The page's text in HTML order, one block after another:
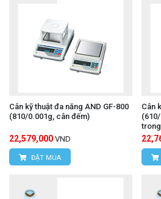
Cân kỹ thuật đa năng AND GF-800
(810/0.001g, cân đếm)
22,579,000 VND
ĐẶT MUA
Cân